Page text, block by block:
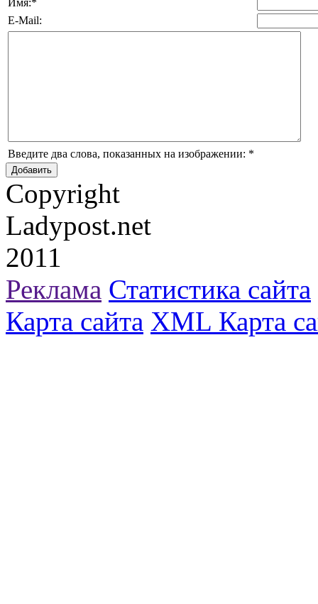
E-Mail:
Введите два слова, показанных на изображении: *
Copyright
Ladypost.net
2011
Реклама Статистика сайта
Карта сайта XML Карта